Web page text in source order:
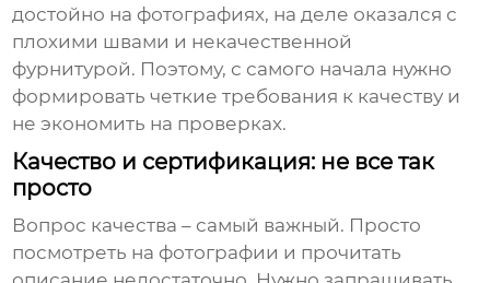
достойно на фотографиях, на деле оказался с
плохими швами и некачественной
фурнитурой. Поэтому, с самого начала нужно
формировать четкие требования к качеству и
не экономить на проверках.
Качество и сертификация: не все так
просто
Вопрос качества – самый важный. Просто
посмотреть на фотографии и прочитать